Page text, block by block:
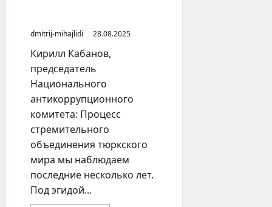
dmitrij-mihajlidi
28.08.2025
Кирилл Кабанов,
председатель
Национального
антикоррупционного
комитета: Процесс
стремительного
объединения тюркского
мира мы наблюдаем
последние несколько лет.
Под эгидой...